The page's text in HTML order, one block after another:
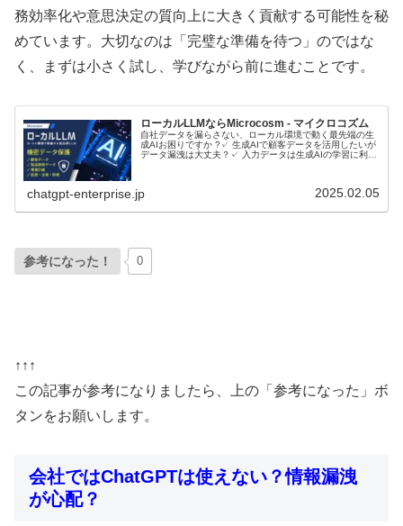
務効率化や意思決定の質向上に大きく貢献する可能性を秘
めています。大切なのは「完璧な準備を待つ」のではな
く、まずは小さく試し、学びながら前に進むことです。
ローカルLLMならMicrocosm - マイクロコズム
自社データを漏らさない、ローカル環境で動く最先端の生
成AIお困りですか ?✓ 生成AIで顧客データを活用したいが
データ漏洩は大丈夫？✓ 入力データは生成AIの学習に利用
chatgpt-enterprise.jp 2025.02.05
参考になった！ 0
↑↑↑
この記事が参考になりましたら、上の「参考になった」ボ
タンをお願いします。
会社ではChatGPTは使えない？情報漏洩
が心配？